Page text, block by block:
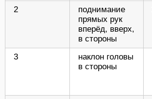
2
поднимание
прямых рук
вперёд, вверх,
в стороны
3
наклон головы
в стороны